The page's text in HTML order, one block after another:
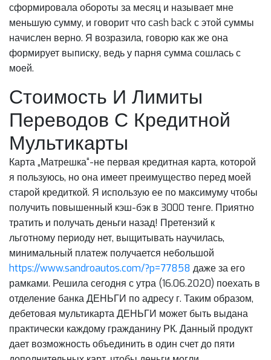
сформировала обороты за месяц и называет мне
меньшую сумму, и говорит что cash back с этой суммы
начислен верно. Я возразила, говорю как же она
формирует выписку, ведь у парня сумма сошлась с
моей.
Стоимость И Лимиты
Переводов С Кредитной
Мультикарты
Карта „Матрешка“-не первая кредитная карта, которой
я пользуюсь, но она имеет преимущество перед моей
старой кредиткой. Я использую ее по максимуму чтобы
получить повышенный кэш-бэк в 3000 тенге. Приятно
тратить и получать деньги назад! Претензий к
льготному периоду нет, выщитывать научилась,
минимальный платеж получается небольшой
https://www.sandroautos.com/?p=77858 даже за его
рамками. Решила сегодня с утра (16.06.2020) поехать в
отделение банка ДЕНЬГИ по адресу г. Таким образом,
дебетовая мультикарта ДЕНЬГИ может быть выдана
практически каждому гражданину РК. Данный продукт
дает возможность объединить в один счет до пяти